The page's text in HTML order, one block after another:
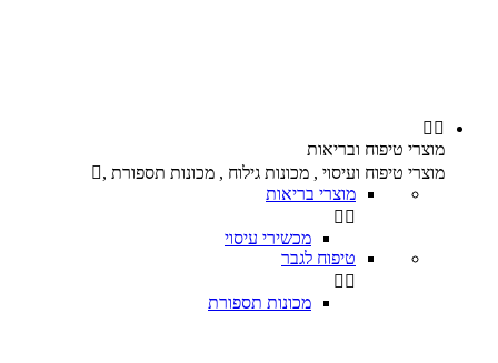
 
מוצרי טיפוח ובריאות
מוצרי טיפוח ועיסוי , מכונות גילוח , מכונות תספורת ,
מוצרי בריאות
 
מכשירי עיסוי
טיפוח לגבר
 
מכונות תספורת